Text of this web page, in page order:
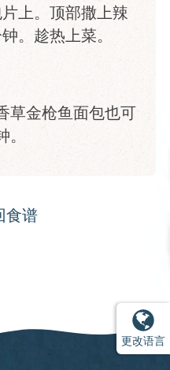
上。顶部撒上辣
。趁热上菜。
草金枪鱼面包也可
食谱
更改语言